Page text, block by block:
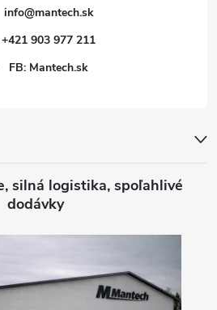
info@mantech.sk
+421 903 977 211
FB: Mantech.sk
silná logistika, spoľahlivé
dodávky